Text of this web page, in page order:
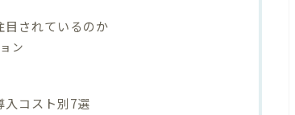
されているのか
ン
入コスト別7選